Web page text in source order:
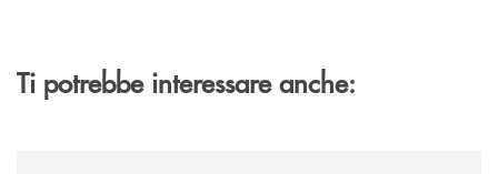
Ti potrebbe interessare anche: